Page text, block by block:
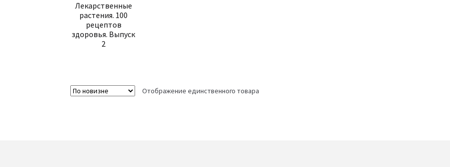
Лекарственные
растения. 100
рецептов
здоровья. Выпуск
2
Отображение единственного товара